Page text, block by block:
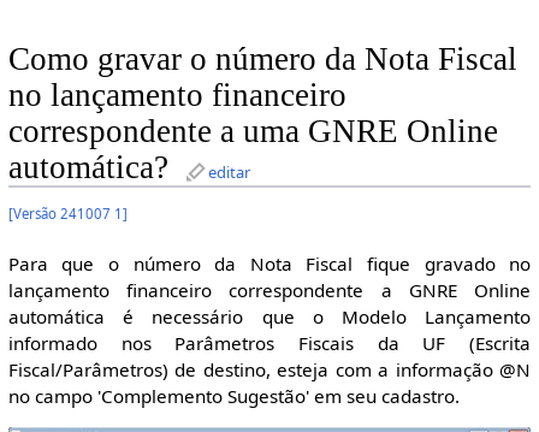
Como gravar o número da Nota Fiscal
no lançamento financeiro
correspondente a uma GNRE Online
automática?
editar
[Versão 241007 1 ]
Para que o número da Nota Fiscal fique gravado no
lançamento financeiro correspondente a GNRE Online
automática é necessário que o Modelo Lançamento
informado nos Parâmetros Fiscais da UF (Escrita
Fiscal/Parâmetros) de destino, esteja com a informação @N
no campo 'Complemento Sugestão' em seu cadastro.